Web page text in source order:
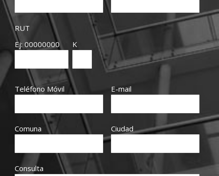
RUT
Ej: 00000000
K
Teléfono Móvil E-mail
Comuna Ciudad
Consulta